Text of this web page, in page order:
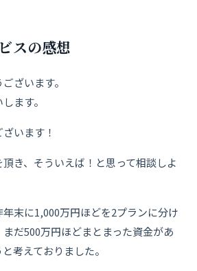
スの感想
ざいます。
ます。
います！
き、そういえば！と思って相談しよ
末に1,000万円ほどを2プランに分け
だ500万円ほどまとまった資金があ
考えておりました。